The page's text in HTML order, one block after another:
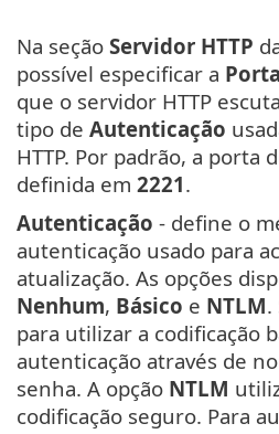
Na seção Servidor HTTP
possível especificar a
que o servidor HTTP
tipo de Autenticação
HTTP. Por padrão, a porta
definida em 2221.
Autenticação - define o
autenticação usado para
atualização. As opções
Nenhum, Básico e NTLM.
para utilizar a codificação
autenticação através de
senha. A opção NTLM
codificação seguro. Para